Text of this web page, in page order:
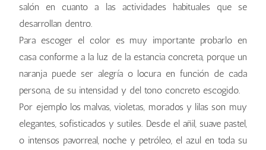
salón en cuanto a las actividades habituales que se
desarrollan dentro.
Para escoger el color es muy importante probarlo en
casa conforme a la luz de la estancia concreta, porque un
naranja puede ser alegría o locura en función de cada
persona, de su intensidad y del tono concreto escogido.
Por ejemplo los malvas, violetas, morados y lilas son muy
elegantes, sofisticados y sutiles. Desde el añil, suave pastel,
o intensos pavorreal, noche y petróleo, el azul en toda su